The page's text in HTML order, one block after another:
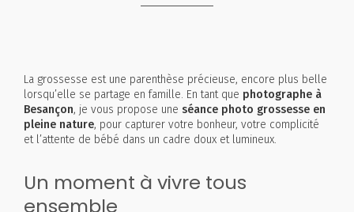
La grossesse est une parenthèse précieuse, encore plus belle
lorsqu’elle se partage en famille. En tant que photographe à
Besançon, je vous propose une séance photo grossesse en
pleine nature, pour capturer votre bonheur, votre complicité
et l’attente de bébé dans un cadre doux et lumineux.
Un moment à vivre tous
ensemble